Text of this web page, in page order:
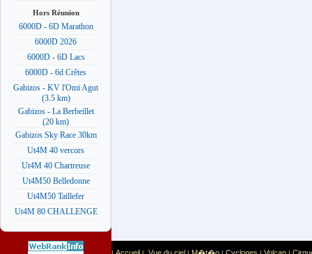
Hors Réunion
6000D - 6D Marathon
6000D 2026
6000D - 6D Lacs
6000D - 6d Crêtes
Gabizos - KV l'Omi Agut
(3.5 km)
Gabizos - La Berbeillet
(20 km)
Gabizos Sky Race 30km
Ut4M 40 vercors
Ut4M 40 Chartreuse
Ut4M50 Belledonne
Ut4M50 Taillefer
Ut4M 80 CHALLENGE